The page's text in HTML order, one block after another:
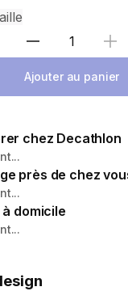
Ajouter au panier
chez Decathlon
près de chez
domicile